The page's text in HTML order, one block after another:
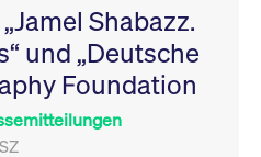
Shabazz.
und „Deutsche
Foundation
Leistung der Website
zu messen. Es handelt
sich um ein Muster-
Cookie, bei dem auf
das Präfix _pk_ses
eine kurze Reihe von
YouTube
.youtube.com
6
Monate
Dieses Cookie dient
Speicherung der
Einwilligungs- und
des Nutzers für ihre
Interaktion mit der